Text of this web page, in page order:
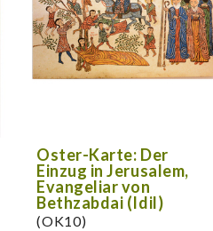
Oster-Karte: Der
Einzug in Jerusalem,
Evangeliar von
Bethzabdai (Idil)
(OK10)